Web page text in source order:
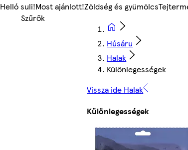
Helló suli!Most ajánlott!Zöldség és gyümölcs
Húsáru
Halak
Különlegességek
Vissza ide Halak
Különlegességek